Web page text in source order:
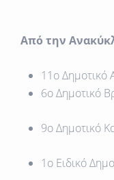
Από την
11ο Δημοτικό
6ο Δημοτικό
9ο Δημοτικό
1ο Ειδικό